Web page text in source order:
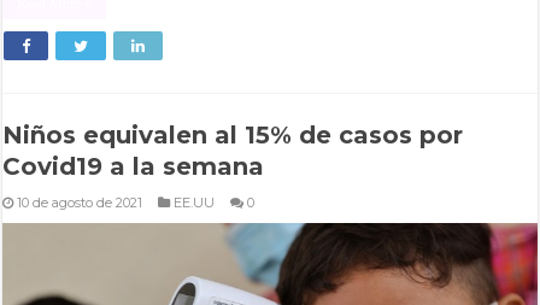
Niños equivalen al 15% de casos por
Covid19 a la semana
10 de agosto de 2021 EE.UU 0